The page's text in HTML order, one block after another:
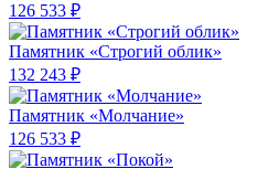
126 533 ₽
Памятник «Строгий облик»
132 243 ₽
Памятник «Молчание»
126 533 ₽